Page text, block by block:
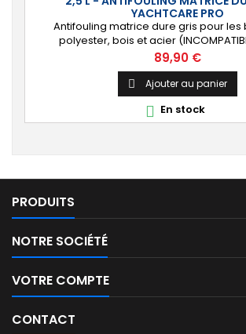
YACHTCARE PRO
Antifouling matrice dure gris pour les
polyester, bois et acier
aluminium). [Résistant] Protection
anti-salissures repoussant algues et
Prix
89,90 €
 Ajouter au panier
 En stock
PRODUITS
NOTRE SOCIÉTÉ
VOTRE COMPTE
CONTACT